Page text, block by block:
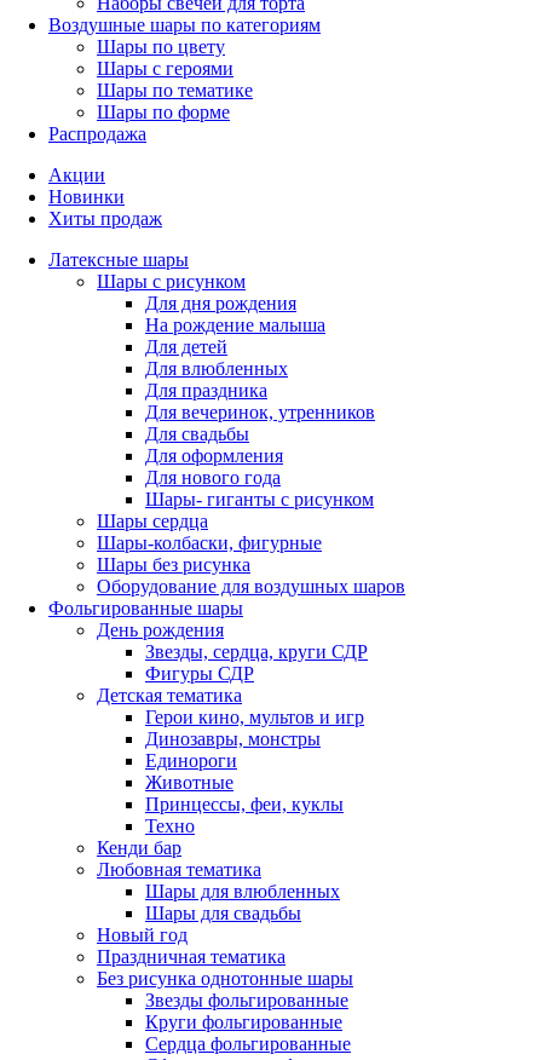
Воздушные шары по категориям
Шары по цвету
Шары с героями
Шары по тематике
Шары по форме
Распродажа
Акции
Новинки
Хиты продаж
Латексные шары
Шары с рисунком
Для дня рождения
На рождение малыша
Для детей
Для влюбленных
Для праздника
Для вечеринок, утренников
Для свадьбы
Для оформления
Для нового года
Шары- гиганты с рисунком
Шары сердца
Шары-колбаски, фигурные
Шары без рисунка
Оборудование для воздушных шаров
Фольгированные шары
День рождения
Звезды, сердца, круги СДР
Фигуры СДР
Детская тематика
Герои кино, мультов и игр
Динозавры, монстры
Единороги
Животные
Принцессы, феи, куклы
Техно
Кенди бар
Любовная тематика
Шары для влюбленных
Шары для свадьбы
Новый год
Праздничная тематика
Без рисунка однотонные шары
Звезды фольгированные
Круги фольгированные
Сердца фольгированные